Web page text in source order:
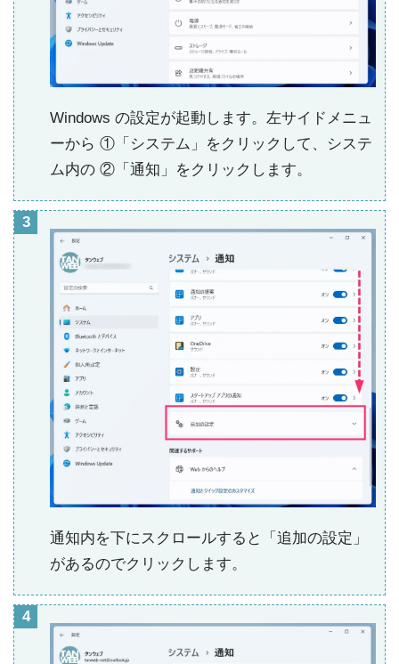
Windows の設定が起動します。左サイドメニュ
ーから ①「システム」をクリックして、システ
ム内の ②「通知」をクリックします。
通知内を下にスクロールすると「追加の設定」
があるのでクリックします。